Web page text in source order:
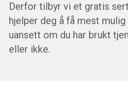
Derfor tilbyr vi et gratis
hjelper deg å få mest
uansett om du har brukt
eller ikke.